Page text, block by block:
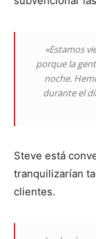
«Estamos
porque la
noche.
durante el
Steve está
tranquilizarían
clientes.